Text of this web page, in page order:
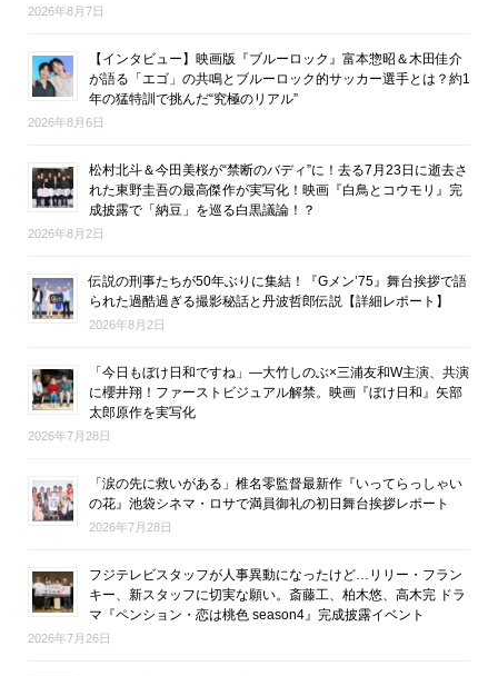
2026年8月7日
【インタビュー】映画版『ブルーロック』富本惣昭＆木田佳介
が語る「エゴ」の共鳴とブルーロック的サッカー選手とは？約1
年の猛特訓で挑んだ“究極のリアル”
2026年8月6日
松村北斗＆今田美桜が“禁断のバディ”に！去る7月23日に逝去さ
れた東野圭吾の最高傑作が実写化！映画『白鳥とコウモリ』完
成披露で「納豆」を巡る白黒議論！？
2026年8月2日
伝説の刑事たちが50年ぶりに集結！『Gメン’75』舞台挨拶で語
られた過酷過ぎる撮影秘話と丹波哲郎伝説【詳細レポート】
2026年8月2日
「今日もぼけ日和ですね」―大竹しのぶ×三浦友和W主演、共演
に櫻井翔！ファーストビジュアル解禁。映画『ぼけ日和』矢部
太郎原作を実写化
2026年7月28日
「涙の先に救いがある」椎名零監督最新作『いってらっしゃい
の花』池袋シネマ・ロサで満員御礼の初日舞台挨拶レポート
2026年7月28日
フジテレビスタッフが人事異動になったけど…リリー・フラン
キー、新スタッフに切実な願い。斎藤工、柏木悠、高木完 ドラ
マ『ペンション・恋は桃色 season4』完成披露イベント
2026年7月26日